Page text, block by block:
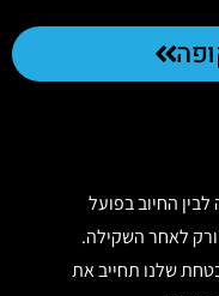
החיוב בפועל
לאחר השקילה.
שלנו תחייב את